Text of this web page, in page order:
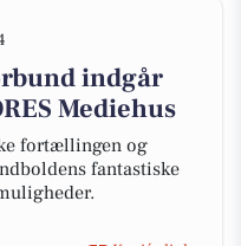
indgår
Mediehus
fortællingen og
fantastiske